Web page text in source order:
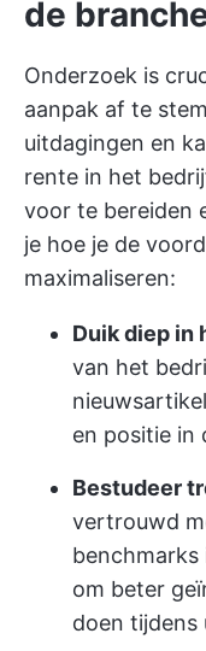
de
Onderzoek is
aanpak af te
uitdagingen en
rente in het
voor te bereiden
je hoe je de
maximaliseren:
Duik diep in
van het
en positie in
Bestudeer
vertrouwd
benchmarks
om beter
doen tijdens